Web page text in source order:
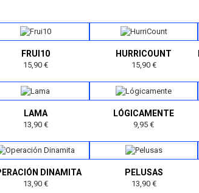
FRUI10
15,90 €
HURRICOUNT
15,90 €
LAMA
13,90 €
LÓGICAMENTE
9,95 €
DINAMITA
13,90 €
PELUSAS
13,90 €